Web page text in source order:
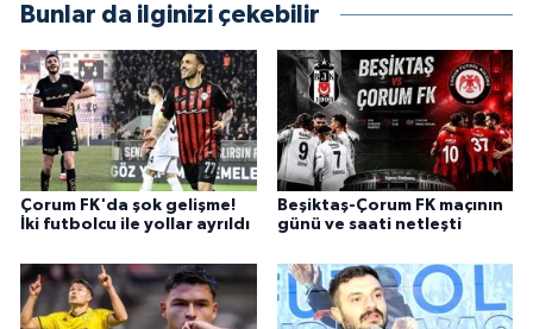
Bunlar da ilginizi çekebilir
Çorum FK'da şok gelişme!
İki futbolcu ile yollar ayrıldı
Beşiktaş-Çorum FK maçının
günü ve saati netleşti